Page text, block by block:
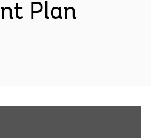
Plan